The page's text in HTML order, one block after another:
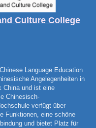
Culture College
Language Education
Angelegenheiten in
China und ist eine
Chinesisch-
verfügt über
Funktionen, eine schöne
und bietet Platz für